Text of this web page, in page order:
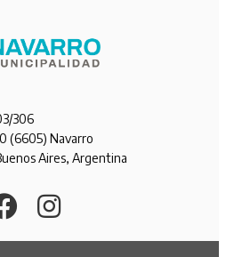
306
(6605) Navarro
Aires, Argentina